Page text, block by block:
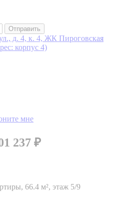
Отправить
д. 4, к. 4, ЖК Пироговская
корпус 4)
мне
237 ₽
66.4 м², этаж 5/9